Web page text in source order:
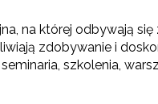
na której odbywają
zdobywanie i
szkolenia,